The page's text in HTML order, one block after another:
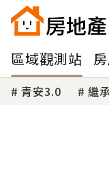
區域觀測站
青安3.0 繼